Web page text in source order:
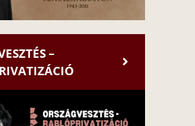
–